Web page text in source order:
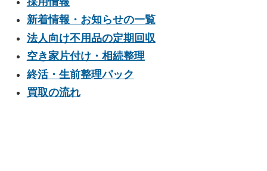
新着情報・お知らせの一覧
法人向け不用品の定期回収
空き家片付け・相続整理
終活・生前整理パック
買取の流れ